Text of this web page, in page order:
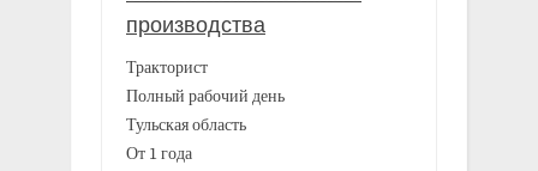
производства
Тракторист
Полный рабочий день
Тульская область
От 1 года